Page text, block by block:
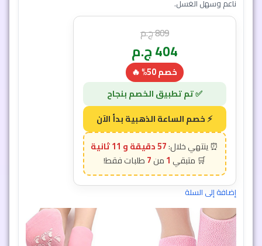
404ج.م
خصم 50% 🔥
57 دقيقة و 9 ثانية
1
7